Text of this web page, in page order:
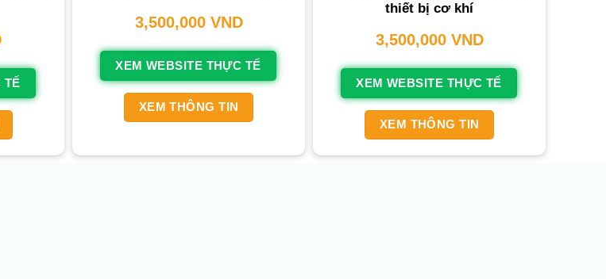
TẾ
3,500,000 VND
XEM WEBSITE THỰC TẾ
XEM THÔNG TIN
thiết bị cơ khí
3,500,000 VND
XEM WEBSITE THỰC TẾ
XEM THÔNG TIN